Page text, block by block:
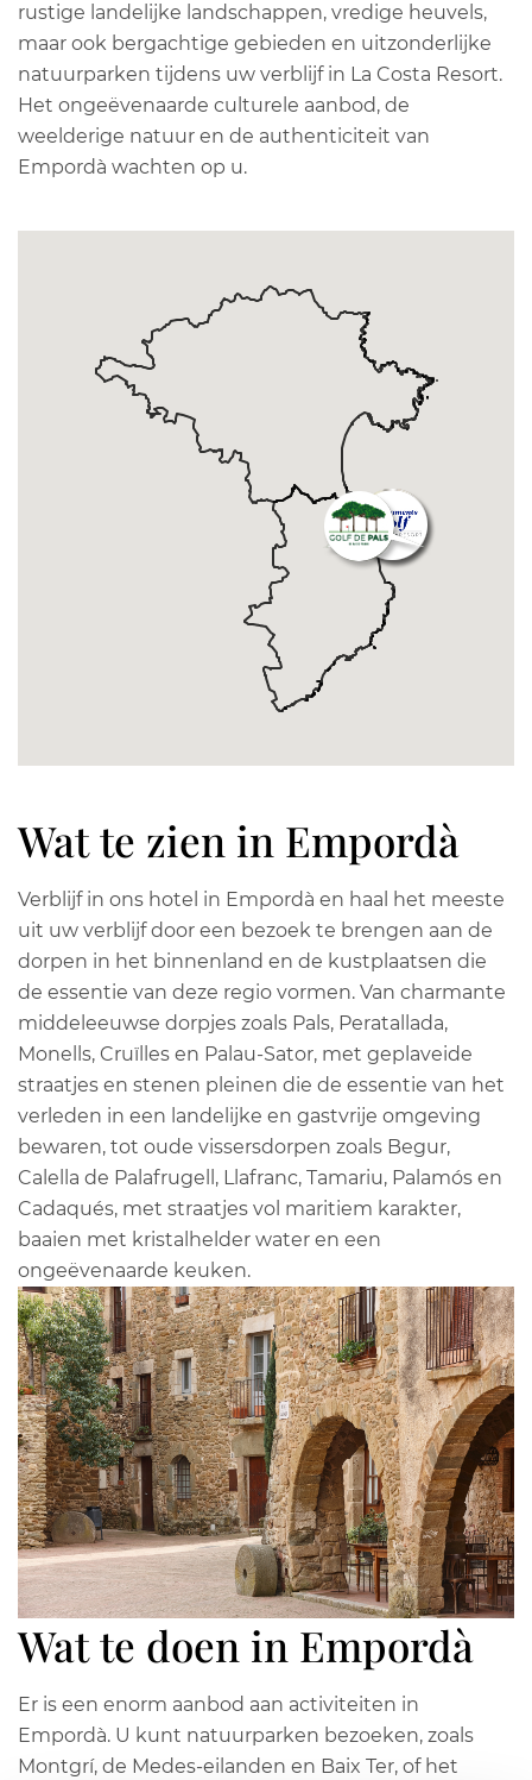
rustige landelijke landschappen, vredige heuvels,
maar ook bergachtige gebieden en uitzonderlijke
natuurparken tijdens uw verblijf in La Costa Resort.
Het ongeëvenaarde culturele aanbod, de
weelderige natuur en de authenticiteit van
Empordà wachten op u.
Wat te zien in Empordà
Verblijf in ons hotel in Empordà en haal het meeste
uit uw verblijf door een bezoek te brengen aan de
dorpen in het binnenland en de kustplaatsen die
de essentie van deze regio vormen. Van charmante
middeleeuwse dorpjes zoals Pals, Peratallada,
Monells, Cruïlles en Palau-Sator, met geplaveide
straatjes en stenen pleinen die de essentie van het
verleden in een landelijke en gastvrije omgeving
bewaren, tot oude vissersdorpen zoals Begur,
Calella de Palafrugell, Llafranc, Tamariu, Palamós en
Cadaqués, met straatjes vol maritiem karakter,
baaien met kristalhelder water en een
ongeëvenaarde keuken.
Wat te doen in Empordà
Er is een enorm aanbod aan activiteiten in
Empordà. U kunt natuurparken bezoeken, zoals
Montgrí, de Medes-eilanden en Baix Ter, of het